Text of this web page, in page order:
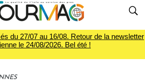
du 27/07 au 16/08. Retour de la newsletter
le 24/08/2026. Bel été !